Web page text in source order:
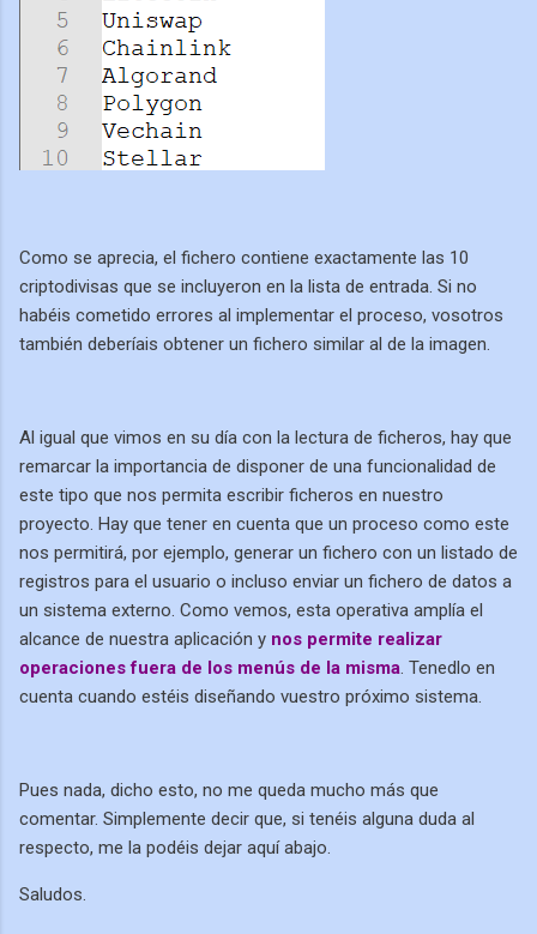
Como se aprecia, el fichero contiene exactamente las 10
criptodivisas que se incluyeron en la lista de entrada. Si no
habéis cometido errores al implementar el proceso, vosotros
también deberíais obtener un fichero similar al de la imagen.
Al igual que vimos en su día con la lectura de ficheros, hay que
remarcar la importancia de disponer de una funcionalidad de
este tipo que nos permita escribir ficheros en nuestro
proyecto. Hay que tener en cuenta que un proceso como este
nos permitirá, por ejemplo, generar un fichero con un listado de
registros para el usuario o incluso enviar un fichero de datos a
un sistema externo. Como vemos, esta operativa amplía el
alcance de nuestra aplicación y nos permite realizar
operaciones fuera de los menús de la misma. Tenedlo en
cuenta cuando estéis diseñando vuestro próximo sistema.
Pues nada, dicho esto, no me queda mucho más que
comentar. Simplemente decir que, si tenéis alguna duda al
respecto, me la podéis dejar aquí abajo.
Saludos.